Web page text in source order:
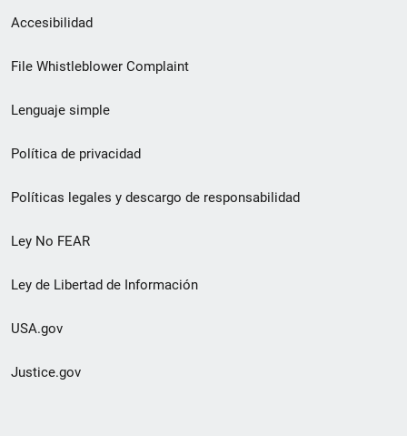
Menú
de
de
pie
de
página
Accesibilidad
File Whistleblower Complaint
Lenguaje simple
Política de privacidad
Políticas legales y descargo de responsabilidad
Ley No FEAR
Ley de Libertad de Información
USA.gov
Justice.gov